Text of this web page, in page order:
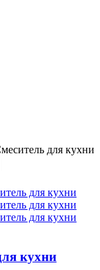
для кухни
кухни